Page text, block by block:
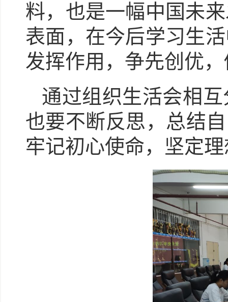
料，也是一幅中国未
表面，在今后学习生
发挥作用，争先创优
通过组织生活会相
也要不断反思，总结
牢记初心使命，坚定